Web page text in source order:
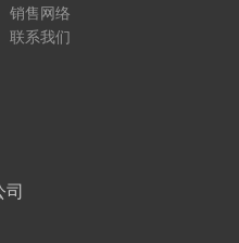
销售网络
联系我们
司